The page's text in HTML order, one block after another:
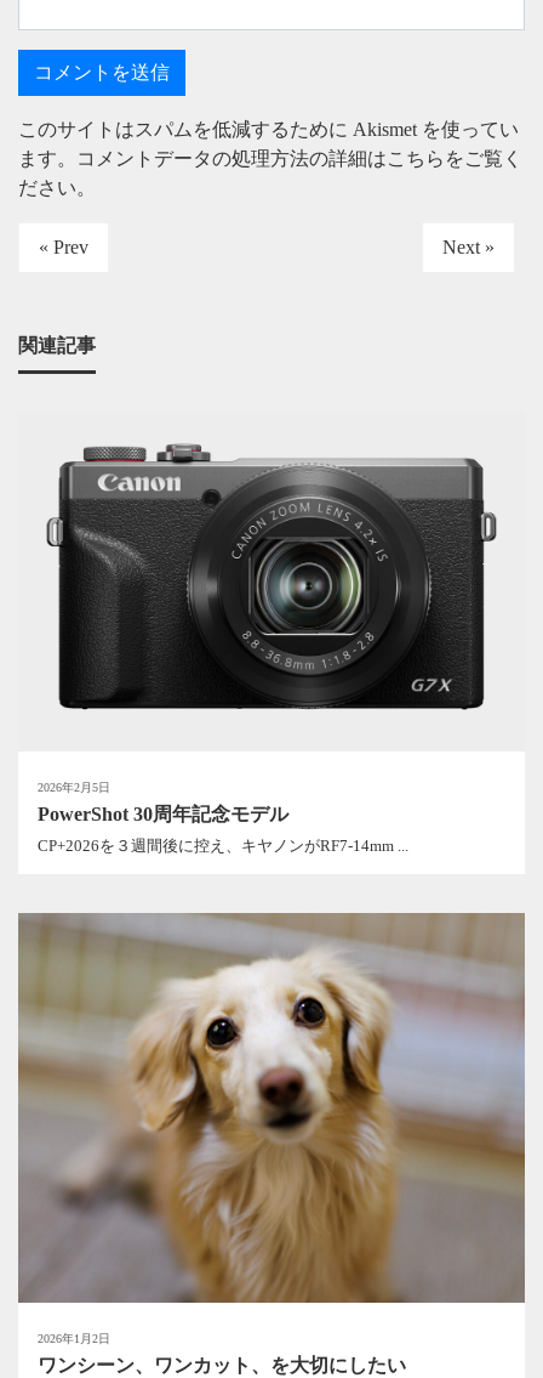
このサイトはスパムを低減するために Akismet を使ってい
ます。
コメントデータの処理方法の詳細はこちらをご覧く
ださい。
« Prev Next »
関連記事
2026年2月5日
PowerShot 30周年記念モデル
CP+2026を３週間後に控え、キヤノンがRF7-14mm ...
2026年1月2日
ワンシーン、ワンカット、を大切にしたい